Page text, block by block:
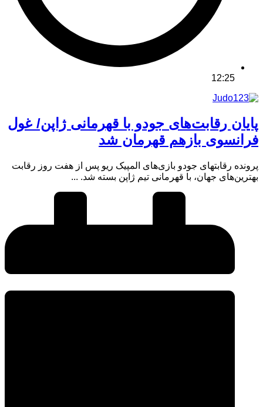
12:25
پایان رقابت‌های جودو با قهرمانی ژاپن/ غول
فرانسوی بازهم قهرمان شد
پرونده رقابتهای جودو بازی‌های المپیک ریو پس از هفت روز رقابت
بهترین‌های جهان، با قهرمانی تیم ژاپن بسته شد. ...